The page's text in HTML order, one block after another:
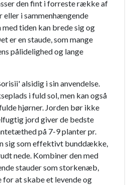
den fint i forreste række af
eller i sammenhængende
tiden kan brede sig og
er en staude, som mange
pålidelighed og lange
alsidig i sin anvendelse.
i fuld sol, men kan også
hjørner. Jorden bør ikke
jord giver de bedste
på 7-9 planter pr.
sig som effektivt bunddække,
nede. Kombiner den med
stauder som storkenæb,
at skabe et levende og